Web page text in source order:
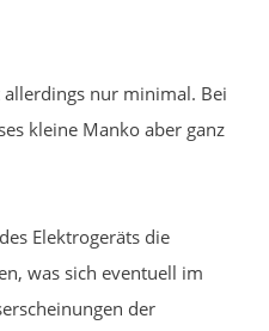
allerdings nur minimal. Bei
kleine Manko aber ganz
Elektrogeräts die
was sich eventuell im
der